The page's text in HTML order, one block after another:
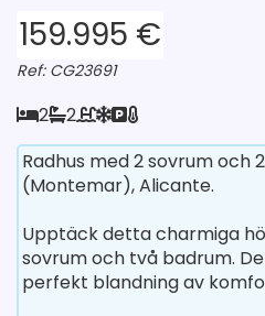
159.995 €
Ref: CG23691
2 2
Radhus med 2 sovrum och
(Montemar), Alicante.
Upptäck detta charmiga
sovrum och två badrum.
perfekt blandning av